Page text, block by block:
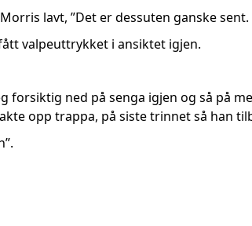
lavt, ”Det er dessuten ganske sent.
valpeuttrykket i ansiktet igjen.
forsiktig ned på senga igjen og så på
opp trappa, på siste trinnet så han